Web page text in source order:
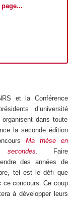
et la Conférence
d’université
organisent dans toute
la seconde édition
Ma thèse en
. Faire
des années de
tel est le défi que
ce concours. Ce coup
à développer leurs